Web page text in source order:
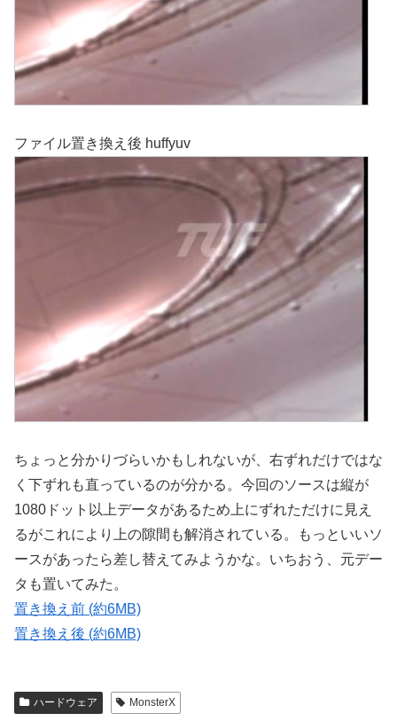
ファイル置き換え後 huffyuv
ちょっと分かりづらいかもしれないが、右ずれだけではな
く下ずれも直っているのが分かる。今回のソースは縦が
1080ドット以上データがあるため上にずれただけに見え
るがこれにより上の隙間も解消されている。もっといいソ
ースがあったら差し替えてみようかな。いちおう、元デー
タも置いてみた。
置き換え前 (約6MB)
置き換え後 (約6MB)
ハードウェア MonsterX